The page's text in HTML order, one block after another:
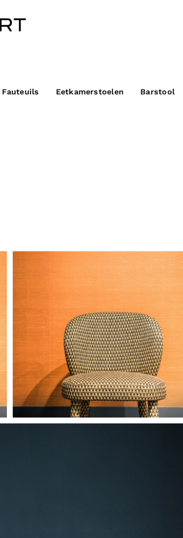
Fauteuils Eetkamerstoelen Barstool